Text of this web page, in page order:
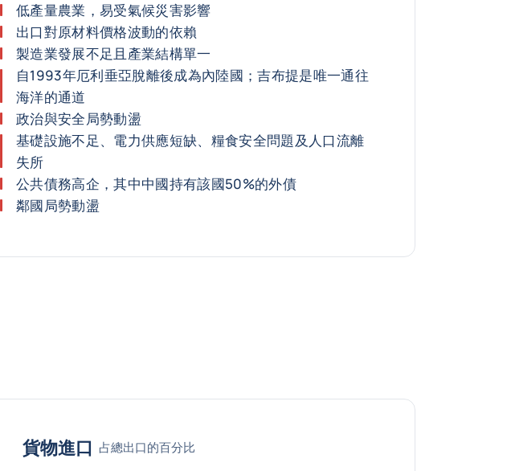
低產量農業，易受氣候災害影響
出口對原材料價格波動的依賴
製造業發展不足且產業結構單一
自1993年厄利垂亞脫離後成為內陸國；吉布提是唯一通往
海洋的通道
政治與安全局勢動盪
基礎設施不足、電力供應短缺、糧食安全問題及人口流離
失所
公共債務高企，其中中國持有該國50%的外債
鄰國局勢動盪
貨物進口 占總出口的百分比